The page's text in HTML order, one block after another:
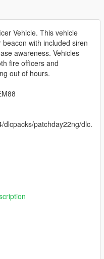
Vehicle. This vehicle
with included siren
awareness. Vehicles
fire officers and
out of hours.
dlcpacks/patchday22ng/dlc.
Gaming Community